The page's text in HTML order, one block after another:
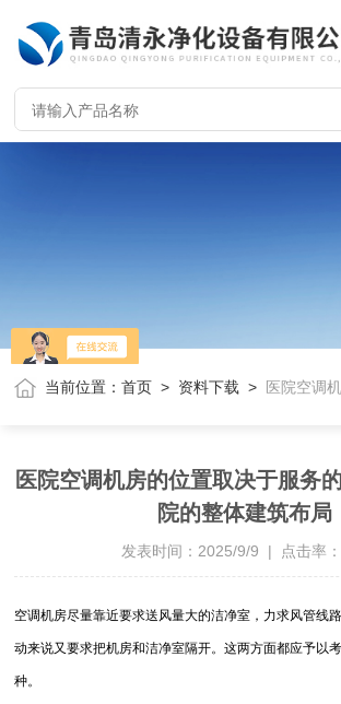
当前位置：首页 > 资料下载 > 医院空调机房的位置取决
医院空调机房的位置取决于服务
院的整体建筑布局
发表时间：2025/9/9 | 点击率
空调机房尽量靠近要求送风量大的洁净室，力求风管线
动来说又要求把机房和洁净室隔开。这两方面都应予以
种。